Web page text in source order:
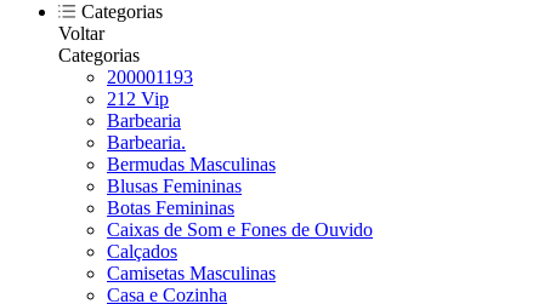
Categorias
Voltar
Categorias
200001193
212 Vip
Barbearia
Barbearia.
Bermudas Masculinas
Blusas Femininas
Botas Femininas
Caixas de Som e Fones de Ouvido
Calçados
Camisetas Masculinas
Casa e Cozinha